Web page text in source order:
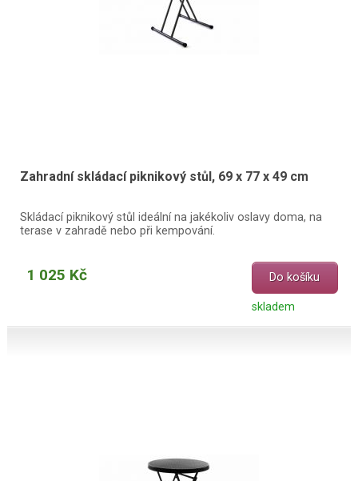
Zahradní skládací piknikový stůl, 69 x 77 x 49 cm
Skládací piknikový stůl ideální na jakékoliv oslavy doma, na
terase v zahradě nebo při kempování.
1 025 Kč Do košíku
skladem